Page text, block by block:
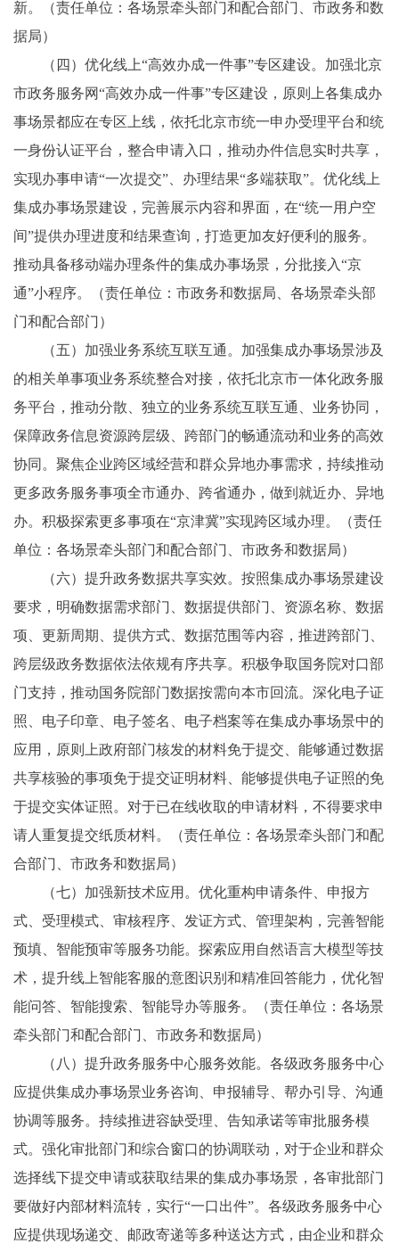
新。（责任单位：各场景牵头部门和配合部门、市政务和数
据局）
（四）优化线上“高效办成一件事”专区建设。加强北京
市政务服务网“高效办成一件事”专区建设，原则上各集成办
事场景都应在专区上线，依托北京市统一申办受理平台和统
一身份认证平台，整合申请入口，推动办件信息实时共享，
实现办事申请“一次提交”、办理结果“多端获取”。优化线上
集成办事场景建设，完善展示内容和界面，在“统一用户空
间”提供办理进度和结果查询，打造更加友好便利的服务。
推动具备移动端办理条件的集成办事场景，分批接入“京
通”小程序。（责任单位：市政务和数据局、各场景牵头部
门和配合部门）
（五）加强业务系统互联互通。加强集成办事场景涉及
的相关单事项业务系统整合对接，依托北京市一体化政务服
务平台，推动分散、独立的业务系统互联互通、业务协同，
保障政务信息资源跨层级、跨部门的畅通流动和业务的高效
协同。聚焦企业跨区域经营和群众异地办事需求，持续推动
更多政务服务事项全市通办、跨省通办，做到就近办、异地
办。积极探索更多事项在“京津冀”实现跨区域办理。（责任
单位：各场景牵头部门和配合部门、市政务和数据局）
（六）提升政务数据共享实效。按照集成办事场景建设
要求，明确数据需求部门、数据提供部门、资源名称、数据
项、更新周期、提供方式、数据范围等内容，推进跨部门、
跨层级政务数据依法依规有序共享。积极争取国务院对口部
门支持，推动国务院部门数据按需向本市回流。深化电子证
照、电子印章、电子签名、电子档案等在集成办事场景中的
应用，原则上政府部门核发的材料免于提交、能够通过数据
共享核验的事项免于提交证明材料、能够提供电子证照的免
于提交实体证照。对于已在线收取的申请材料，不得要求申
请人重复提交纸质材料。（责任单位：各场景牵头部门和配
合部门、市政务和数据局）
（七）加强新技术应用。优化重构申请条件、申报方
式、受理模式、审核程序、发证方式、管理架构，完善智能
预填、智能预审等服务功能。探索应用自然语言大模型等技
术，提升线上智能客服的意图识别和精准回答能力，优化智
能问答、智能搜索、智能导办等服务。（责任单位：各场景
牵头部门和配合部门、市政务和数据局）
（八）提升政务服务中心服务效能。各级政务服务中心
应提供集成办事场景业务咨询、申报辅导、帮办引导、沟通
协调等服务。持续推进容缺受理、告知承诺等审批服务模
式。强化审批部门和综合窗口的协调联动，对于企业和群众
选择线下提交申请或获取结果的集成办事场景，各审批部门
要做好内部材料流转，实行“一口出件”。各级政务服务中心
应提供现场递交、邮政寄递等多种送达方式，由企业和群众